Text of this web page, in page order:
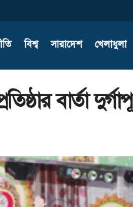
বিশ্ব সারাদেশ খেলাধুলা
বার্তা